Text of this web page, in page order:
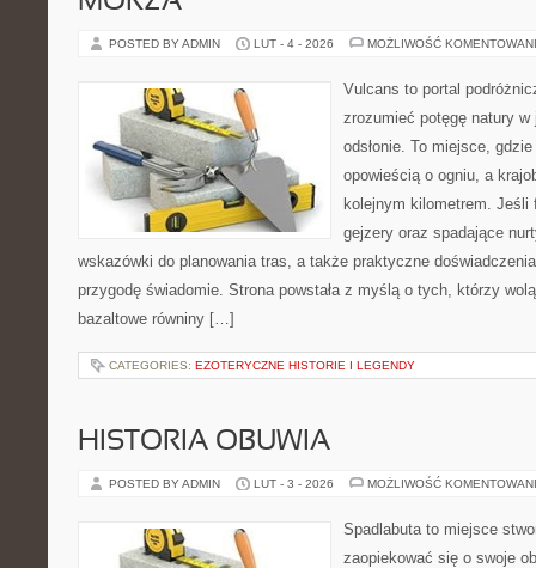
POSTED BY ADMIN LUT - 4 - 2026 MOŻLIWOŚĆ
Vulcans to portal
zrozumieć potęgę natury w
odsłonie. To miejsce,
opowieścią o ogniu, a
kolejnym kilometrem. Jeśli
gejzery oraz spadające
wskazówki do planowania tras, a także praktyczne
przygodę świadomie. Strona powstała z myślą o tych, którzy
bazaltowe równiny […]
CATEGORIES: EZOTERYCZNE HISTORIE I LEGENDY
HISTORIA OBUWIA
POSTED BY ADMIN LUT - 3 - 2026 MOŻLIWOŚĆ
Spadlabuta to miejsce
zaopiekować się o swoje